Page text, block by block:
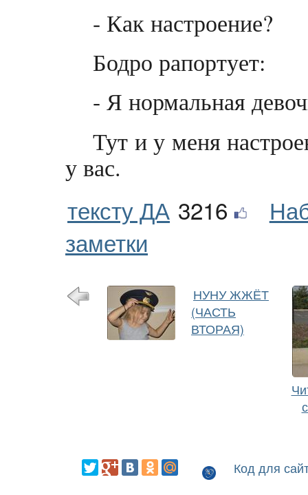
- Как настроение?
Бодро рапортует:
- Я нормальная
Тут и у меня
у вас.
тексту ДА 3216
заметки
НУНУ ЖЖЁТ
(ЧАСТЬ
ВТОРАЯ)
Код для